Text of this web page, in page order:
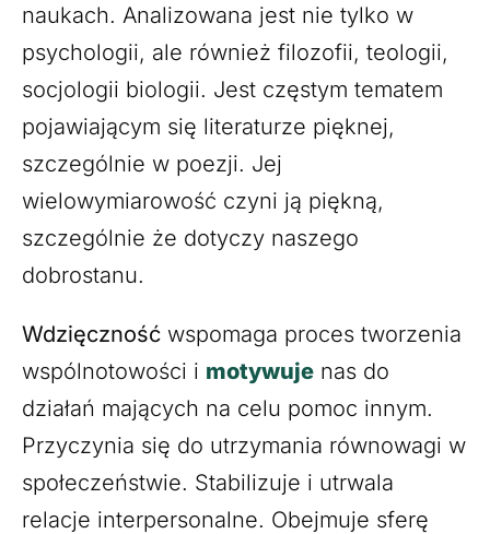
naukach. Analizowana jest nie tylko w
psychologii, ale również filozofii, teologii,
socjologii biologii. Jest częstym tematem
pojawiającym się literaturze pięknej,
szczególnie w poezji. Jej
wielowymiarowość czyni ją piękną,
szczególnie że dotyczy naszego
dobrostanu.
Wdzięczność wspomaga proces tworzenia
wspólnotowości i motywuje nas do
działań mających na celu pomoc innym.
Przyczynia się do utrzymania równowagi w
społeczeństwie. Stabilizuje i utrwala
relacje interpersonalne. Obejmuje sferę